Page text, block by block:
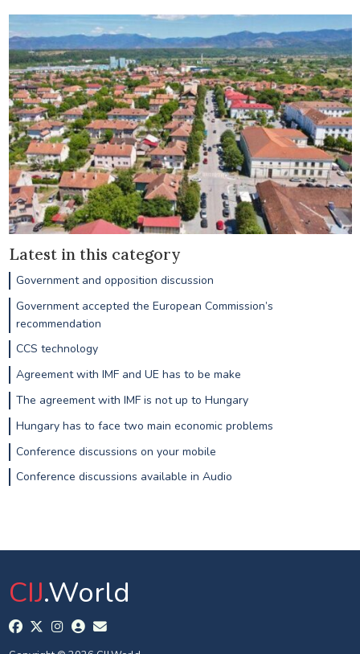
Latest in this category
Government and opposition discussion
Government accepted the European Commission’s
recommendation
CCS technology
Agreement with IMF and UE has to be make
The agreement with IMF is not up to Hungary
Hungary has to face two main economic problems
Conference discussions on your mobile
Conference discussions available in Audio
CIJ.World